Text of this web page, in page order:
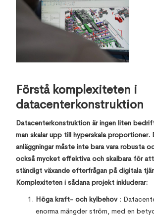
Förstå komplexiteten i
datacenterkonstruktion
Datacenterkonstruktion är ingen liten
man skalar upp till hyperskala proportioner.
anläggningar måste inte bara vara robusta
också mycket effektiva och skalbara för
ständigt växande efterfrågan på digitala
Komplexiteten i sådana projekt inkluderar:
Höga kraft- och kylbehov:
enorma mängder ström, med en